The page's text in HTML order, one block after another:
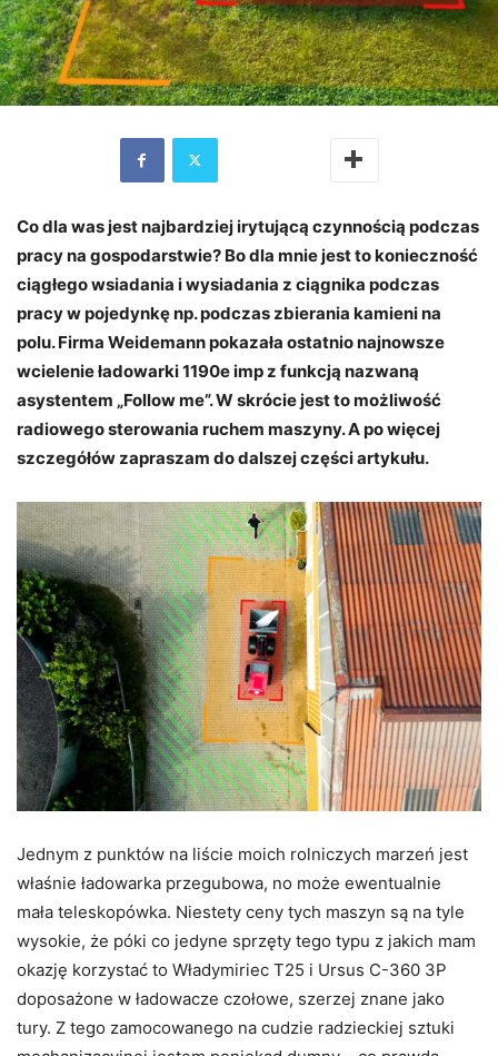
Co dla was jest najbardziej irytującą czynnością podczas
pracy na gospodarstwie? Bo dla mnie jest to konieczność
ciągłego wsiadania i wysiadania z ciągnika podczas
pracy w pojedynkę np. podczas zbierania kamieni na
polu. Firma Weidemann pokazała ostatnio najnowsze
wcielenie ładowarki 1190e imp z funkcją nazwaną
asystentem „Follow me”. W skrócie jest to możliwość
radiowego sterowania ruchem maszyny. A po więcej
szczegółów zapraszam do dalszej części artykułu.
Jednym z punktów na liście moich rolniczych marzeń jest
właśnie ładowarka przegubowa, no może ewentualnie
mała teleskopówka. Niestety ceny tych maszyn są na tyle
wysokie, że póki co jedyne sprzęty tego typu z jakich mam
okazję korzystać to Władymiriec T25 i Ursus C-360 3P
doposażone w ładowacze czołowe, szerzej znane jako
tury. Z tego zamocowanego na cudzie radzieckiej sztuki